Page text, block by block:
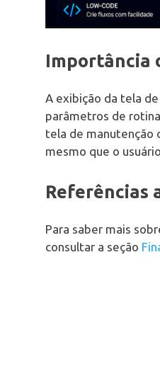
Importância
A exibição da tela
parâmetros de
tela de manutenção
mesmo que o
Referências
Para saber mais
consultar a seção